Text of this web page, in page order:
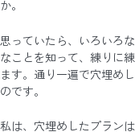
か。
思っていたら、いろいろ
なことを知って、練りに
ます。通り一遍で穴埋め
のです。
私は、穴埋めしたプラン